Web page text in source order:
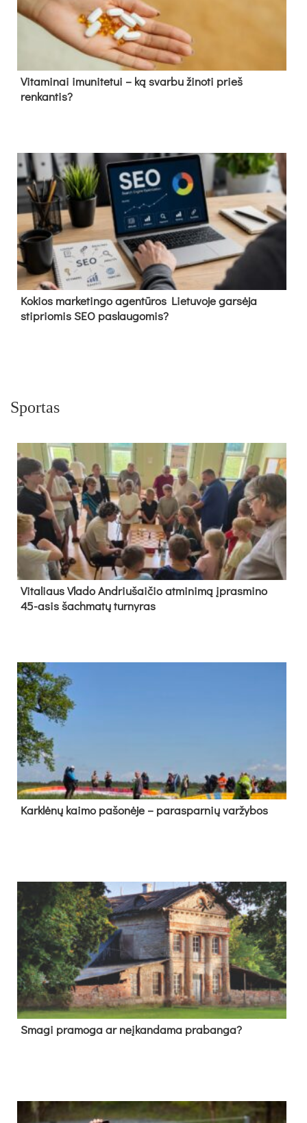
Vitaminai imunitetui – ką svarbu žinoti prieš
renkantis?
Kokios marketingo agentūros Lietuvoje garsėja
stipriomis SEO paslaugomis?
Sportas
Vi­ta­liaus Vla­do And­riu­šai­čio at­mi­ni­mą įpras­mi­no
45-asis šach­ma­tų tur­ny­ras
Kark­lė­nų kai­mo pa­šo­nė­je – pa­ras­par­nių var­žy­bos
Sma­gi pra­mo­ga ar neį­kan­da­ma pra­ban­ga?